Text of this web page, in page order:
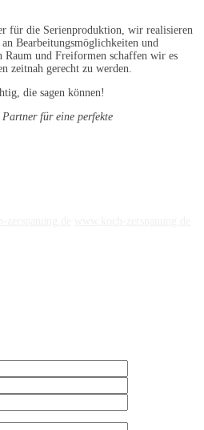
für die Serienproduktion, wir realisieren
Bearbeitungsmöglichkeiten und
Raum und Freiformen schaffen wir es
zeitnah gerecht zu werden.
die sagen können!
für eine perfekte